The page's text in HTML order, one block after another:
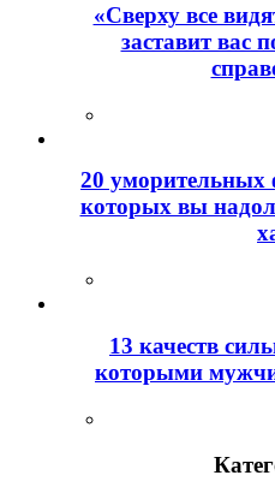
«Сверху все
заставит вас
20 уморительных
которых вы
13 качеств
которыми